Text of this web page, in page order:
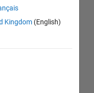
Kingdom(English)